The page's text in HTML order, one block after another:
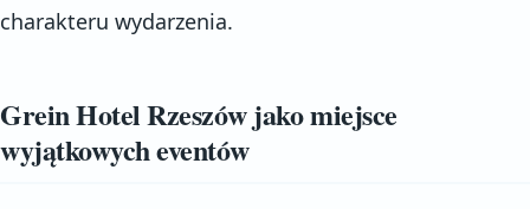
charakteru wydarzenia.
Grein Hotel Rzeszów jako miejsce
wyjątkowych eventów